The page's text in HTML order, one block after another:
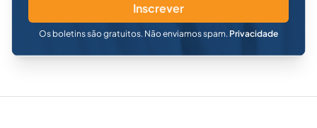
Inscrever
Os boletins são gratuitos. Não enviamos spam. Privacidade